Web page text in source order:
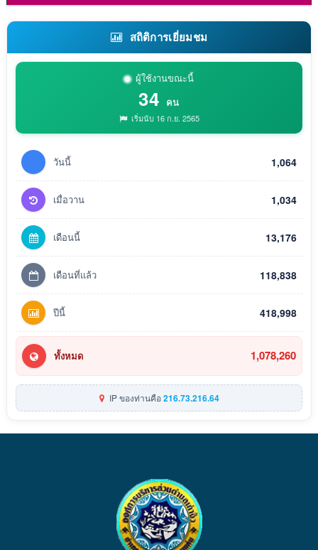
สถิติการเยี่ยมชม
ผู้ใช้งานขณะนี้
34 คน
เริ่มนับ 16 ก.ย. 2565
วันนี้ 1,064
เมื่อวาน 1,034
เดือนนี้ 13,176
เดือนที่แล้ว 118,838
ปีนี้ 418,998
ทั้งหมด 1,078,260
IP ของท่านคือ216.73.216.64